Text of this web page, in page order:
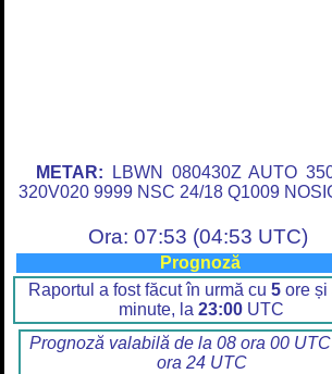
METAR: LBWN 080430Z AUTO
320V020 9999 NSC 24/18 Q1009
Ora: 07:53 (04:53 UTC)
Prognoză
Raportul a fost făcut în urmă cu 5ore și
minute, la 23:00 UTC
Prognoză valabilă de la 08 ora 00
ora 24 UTC